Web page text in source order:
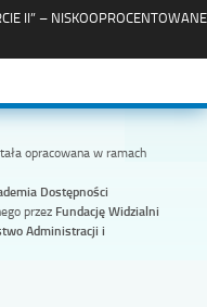
II” –
opracowana w ramach
Dostępności
przez Fundację Widzialni
Administracji i